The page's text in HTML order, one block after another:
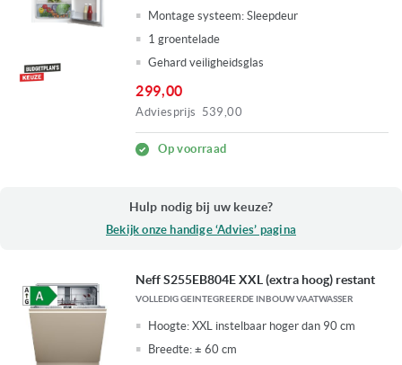
Montage systeem: Sleepdeur
1 groentelade
Gehard veiligheidsglas
299,00
Adviesprijs 539,00
Op voorraad
Hulp nodig bij uw keuze?
Bekijk onze handige ‘Advies’ pagina
Neff S255EB804E XXL (extra hoog) restant
VOLLEDIG GEINTEGREERDE INBOUW VAATWASSER
Hoogte: XXL instelbaar hoger dan 90 cm
Breedte: ± 60 cm